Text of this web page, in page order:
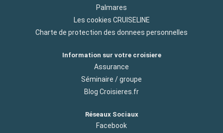
Palmares
Les cookies CRUISELINE
Charte de protection des donnees personnelles
Information sur votre croisiere
Assurance
Séminaire / groupe
Blog Croisieres.fr
Réseaux Sociaux
Facebook